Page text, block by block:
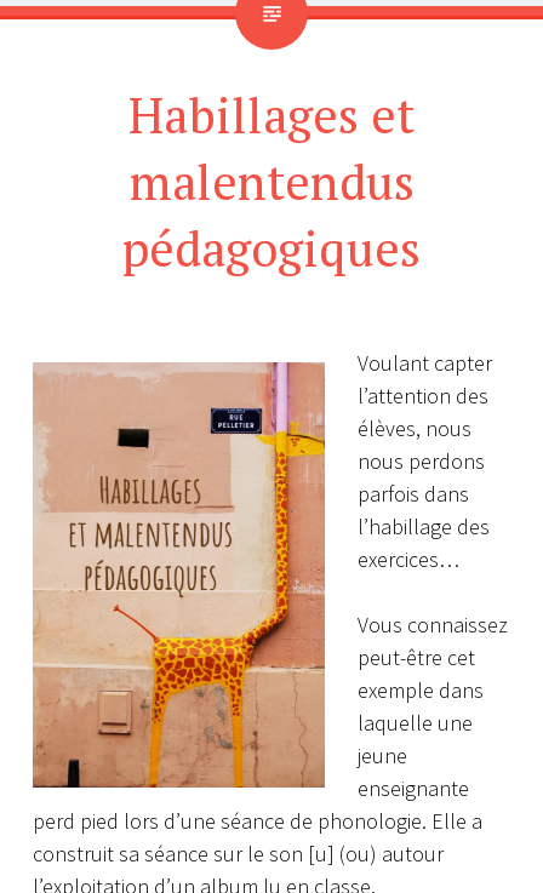
Habillages et
malentendus
pédagogiques
Voulant capter
l’attention des
élèves, nous
nous perdons
parfois dans
l’habillage des
exercices…
Vous connaissez
peut-être cet
exemple dans
laquelle une
jeune
enseignante
perd pied lors d’une séance de phonologie. Elle a
construit sa séance sur le son [u] (ou) autour
l’exploitation d’un album lu en classe.